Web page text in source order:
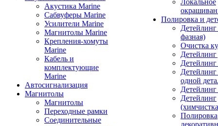
Акустика Marine
Сабвуферы Marine
Усилители Marine
Магнитолы Marine
Крепления-хомуты
Marine
Кабель и
комплектующие
Marine
Автосигнализация
Магнитолы
Магнитолы
Переходные рамки
Соединительные
Локальное
Полировка и
фазная)
Очистка
Детейлинг
одной
Детейлинг
Полировка